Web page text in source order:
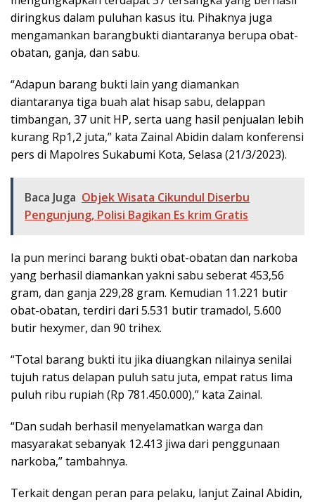
diringkus dalam puluhan kasus itu. Pihaknya juga
mengamankan barangbukti diantaranya berupa obat-
obatan, ganja, dan sabu.
“Adapun barang bukti lain yang diamankan
diantaranya tiga buah alat hisap sabu, delappan
timbangan, 37 unit HP, serta uang hasil penjualan lebih
kurang Rp1,2 juta,” kata Zainal Abidin dalam konferensi
pers di Mapolres Sukabumi Kota, Selasa (21/3/2023).
Baca Juga Objek Wisata Cikundul Diserbu
Pengunjung, Polisi Bagikan Es krim Gratis
Ia pun merinci barang bukti obat-obatan dan narkoba
yang berhasil diamankan yakni sabu seberat 453,56
gram, dan ganja 229,28 gram. Kemudian 11.221 butir
obat-obatan, terdiri dari 5.531 butir tramadol, 5.600
butir hexymer, dan 90 trihex.
“Total barang bukti itu jika diuangkan nilainya senilai
tujuh ratus delapan puluh satu juta, empat ratus lima
puluh ribu rupiah (Rp 781.450.000),” kata Zainal.
“Dan sudah berhasil menyelamatkan warga dan
masyarakat sebanyak 12.413 jiwa dari penggunaan
narkoba,” tambahnya.
Terkait dengan peran para pelaku, lanjut Zainal Abidin,